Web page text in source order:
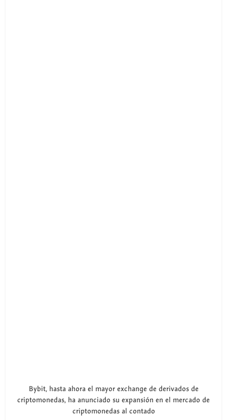
Bybit, hasta ahora el mayor exchange de derivados de
criptomonedas, ha anunciado su expansión en el mercado de
criptomonedas al contado